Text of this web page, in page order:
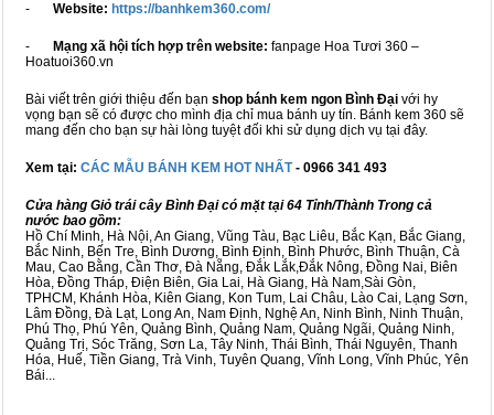
- Website: https://banhkem360.com/
- Mạng xã hội tích hợp trên website: fanpage Hoa Tươi 360 –
Hoatuoi360.vn
Bài viết trên giới thiệu đến bạn shop bánh kem ngon Bình Đại với hy
vọng bạn sẽ có được cho mình địa chỉ mua bánh uy tín. Bánh kem 360 sẽ
mang đến cho bạn sự hài lòng tuyệt đối khi sử dụng dịch vụ tại đây.
Xem tại: CÁC MẪU BÁNH KEM HOT NHẤT- 0966 341 493
Cửa hàng Giỏ trái cây Bình Đại có mặt tại 64 Tỉnh/Thành Trong cả
nước bao gồm:
Hồ Chí Minh, Hà Nội, An Giang, Vũng Tàu, Bạc Liêu, Bắc Kạn, Bắc Giang,
Bắc Ninh, Bến Tre, Bình Dương, Bình Định, Bình Phước, Bình Thuận, Cà
Mau, Cao Bằng, Cần Thơ, Đà Nẵng, Đắk Lắk,Đắk Nông, Đồng Nai, Biên
Hòa, Đồng Tháp, Điện Biên, Gia Lai, Hà Giang, Hà Nam,Sài Gòn,
TPHCM, Khánh Hòa, Kiên Giang, Kon Tum, Lai Châu, Lào Cai, Lạng Sơn,
Lâm Đồng, Đà Lạt, Long An, Nam Định, Nghệ An, Ninh Bình, Ninh Thuận,
Phú Thọ, Phú Yên, Quảng Bình, Quảng Nam, Quảng Ngãi, Quảng Ninh,
Quảng Trị, Sóc Trăng, Sơn La, Tây Ninh, Thái Bình, Thái Nguyên, Thanh
Hóa, Huế, Tiền Giang, Trà Vinh, Tuyên Quang, Vĩnh Long, Vĩnh Phúc, Yên
Bái...